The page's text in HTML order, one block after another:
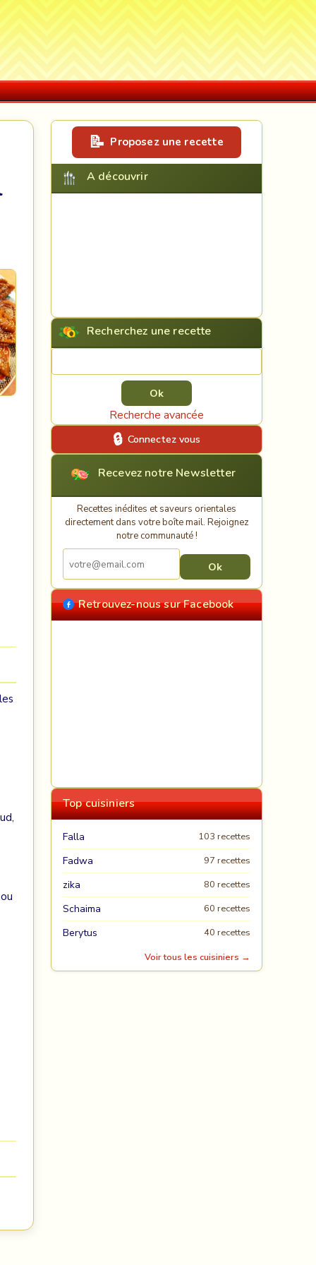
Proposez une recette
A découvrir
Recherchez une recette
Recherche avancée
Connectez vous
Recevez notre Newsletter
Recettes inédites et saveurs orientales
directement dans votre boîte mail. Rejoignez
notre communauté !
Retrouvez-nous sur Facebook
Top cuisiniers
Falla 103 recettes
Fadwa 97 recettes
zika 80 recettes
Schaima 60 recettes
Berytus
40 recettes
Voir tous les cuisiniers →